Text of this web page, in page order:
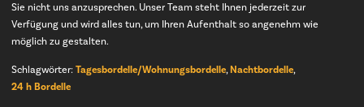
Sie nicht uns anzusprechen. Unser Team steht Ihnen jederzeit zur
Verfügung und wird alles tun, um Ihren Aufenthalt so angenehm wie
möglich zu gestalten.
Schlagwörter: Tagesbordelle/Wohnungsbordelle,Nachtbordelle,
24 h Bordelle